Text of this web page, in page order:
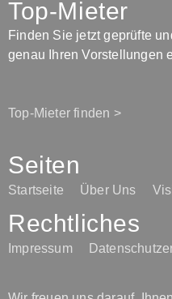
Top-Mieter
Finden Sie jetzt geprüfte
genau Ihren Vorstellungen
Top-Mieter finden >
Seiten
Startseite Über Uns
Rechtliches
Impressum